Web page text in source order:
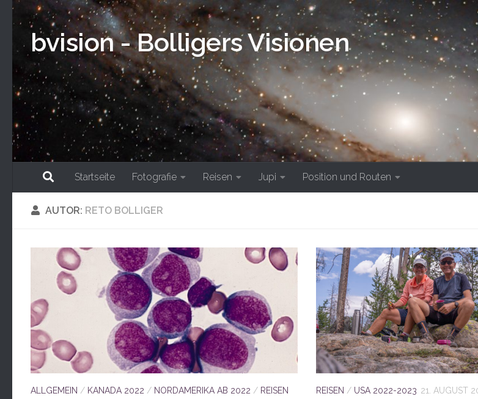
Skip to content
bvision - Bolligers Visionen
Startseite Fotografie Reisen Jupi Position und Routen
AUTOR: RETO BOLLIGER
ALLGEMEIN / KANADA 2022 / NORDAMERIKA AB 2022 / REISEN
REISEN / USA 2022-2023 21. AUGUST